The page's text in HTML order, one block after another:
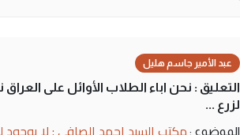
عبد الأمير جاسم هليل
التعليق : نحن اباء الطلاب الأوائل على
لزرع ...
الموضوع :